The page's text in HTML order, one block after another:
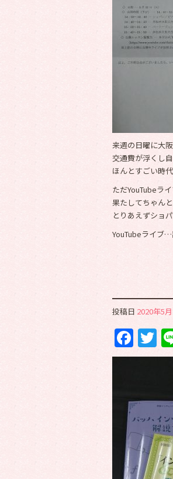
来週の日曜に大
交通費が浮くし
ほんとすごい時
ただYouTubeラ
果たしてちゃん
とりあえずショ
YouTubeライブ
投稿日 2020年5